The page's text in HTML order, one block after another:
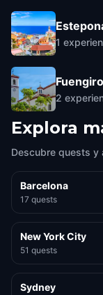
1
2
Explora
Descubre quests y
Barcelona
17 quests
New York City
51 quests
Sydney